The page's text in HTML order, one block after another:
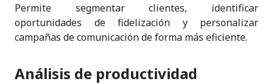
Permite segmentar clientes, identificar
oportunidades de fidelización y personalizar
campañas de comunicación de forma más eficiente.
Análisis de productividad